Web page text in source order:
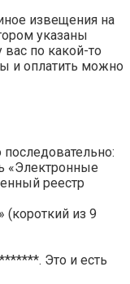
извещения на
указаны
по какой-то
и оплатить можно
последовательно:
«Электронные
реестр
(короткий из 9
Это и есть